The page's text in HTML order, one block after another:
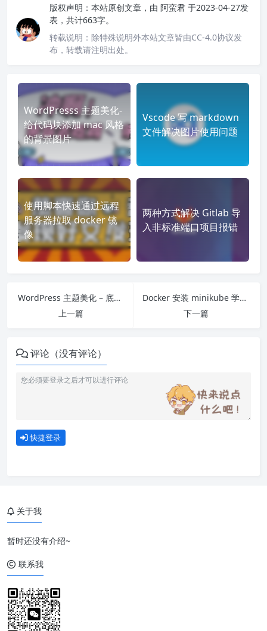
版权声明： 本站原创文章，由 阿蛮君 于2023-04-27发
表，共计663字。
转载说明： 除特殊说明外本站文章皆由CC-4.0协议发
布，转载请注明出处。
WordPresss 主题美化-
给代码块添加 mac 风格
的背景图片
Vscode 写 markdown
文件解决图片使用问题
使用脚本快速通过远程
服务器拉取 docker 镜
像
两种方式解决 Gitlab 导
入非标准端口项目报错
WordPress 主题美化 – 底部菜单美化
上一篇
Docker 安装 minikube 学习 k8s
下一篇
评论（没有评论）
快捷登录
关于我
暂时还没有介绍~
联系我